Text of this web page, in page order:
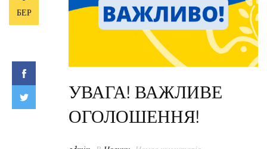
ТЕХНІЧНИЙ МЕНЕДЖМЕНТ
БЕР
УВАГА! ВАЖЛИВЕ
ОГОЛОШЕННЯ!